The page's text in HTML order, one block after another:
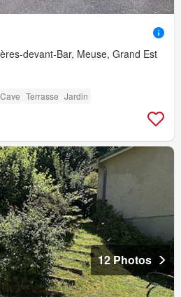
devant-Bar, Meuse, Grand Est
Cave Terrasse Jardin
12 Photos